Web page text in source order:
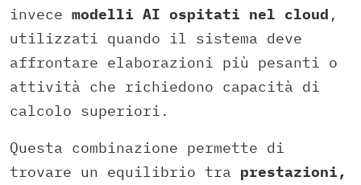
invece modelli AI ospitati nel cloud ,
utilizzati quando il sistema deve
affrontare elaborazioni più pesanti o
attività che richiedono capacità di
calcolo superiori.
Questa combinazione permette di
trovare un equilibrio tra prestazioni,